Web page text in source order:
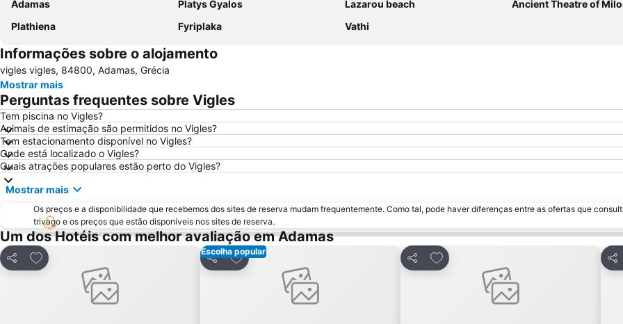
Adamas Platys Gyalos Lazarou beach
Ancient Theatre of
Plathiena
Fyriplaka Vathi
Informações sobre o alojamento
vigles vigles, 84800, Adamas, Grécia
Mostrar mais
Perguntas frequentes sobre Vigles
Tem piscina no Vigles?
Animais de estimação são permitidos no Vigles?
Tem estacionamento disponível no Vigles?
Onde está localizado o Vigles?
Quais atrações populares estão perto do Vigles?
Mostrar mais
Os preços e a disponibilidade que recebemos dos sites de reserva mudam frequentemente. Como tal, pode haver diferenças entre as ofertas que
trivago e os preços que estão disponíveis nos sites de reserva.
Um dos Hotéis com melhor avaliação em Adamas
Partilhar
Adicionar aos favoritos Escolha popular
Partilhar
Adicionar aos favoritos
Partilhar
Adicionar aos favoritos